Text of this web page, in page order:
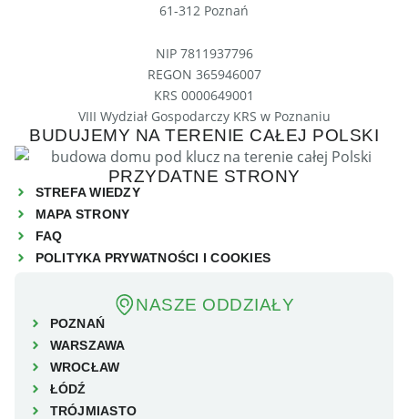
61-312 Poznań
NIP 7811937796
REGON 365946007
KRS 0000649001
VIII Wydział Gospodarczy KRS w Poznaniu
BUDUJEMY NA TERENIE CAŁEJ POLSKI
PRZYDATNE STRONY
STREFA WIEDZY
MAPA STRONY
FAQ
POLITYKA PRYWATNOŚCI I COOKIES
NASZE ODDZIAŁY
POZNAŃ
WARSZAWA
WROCŁAW
ŁÓDŹ
TRÓJMIASTO